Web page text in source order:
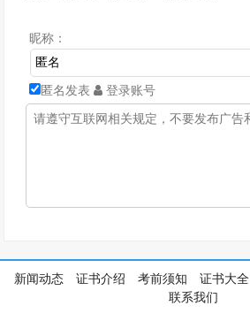
昵称：
匿名发表 登录账号
新闻动态 证书介绍 考前须知 证书大全
联系我们